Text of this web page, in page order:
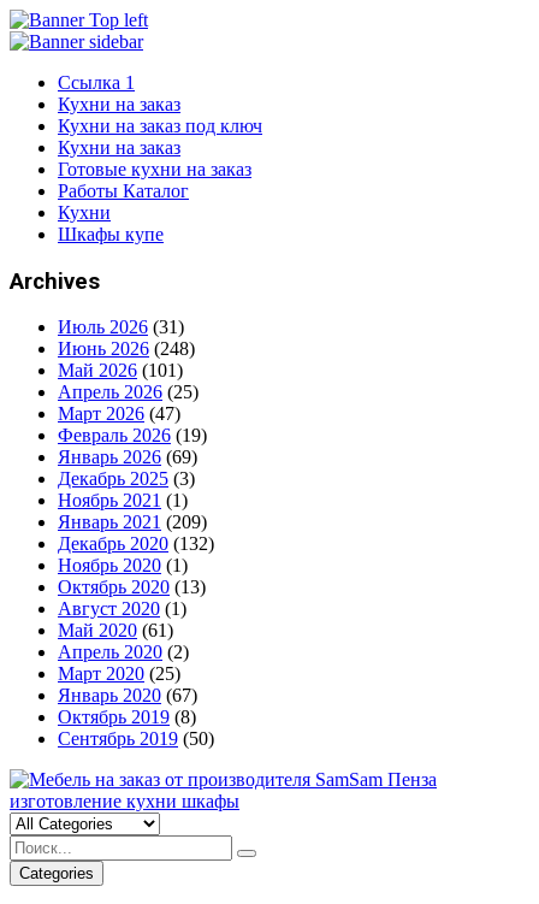
Ссылка 1
Кухни на заказ
Кухни на заказ под ключ
Кухни на заказ
Готовые кухни на заказ
Работы Каталог
Кухни
Шкафы купе
Archives
Июль 2026 (31)
Июнь 2026 (248)
Май 2026 (101)
Апрель 2026 (25)
Март 2026 (47)
Февраль 2026 (19)
Январь 2026 (69)
Декабрь 2025 (3)
Ноябрь 2021 (1)
Январь 2021 (209)
Декабрь 2020 (132)
Ноябрь 2020 (1)
Октябрь 2020 (13)
Август 2020 (1)
Май 2020 (61)
Апрель 2020 (2)
Март 2020 (25)
Январь 2020 (67)
Октябрь 2019 (8)
Сентябрь 2019 (50)
Categories